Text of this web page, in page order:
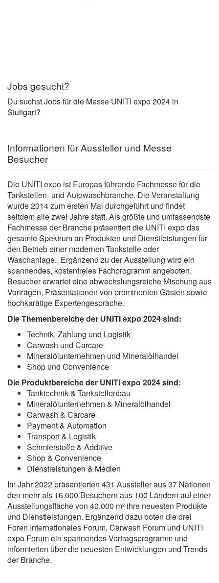
Jobs gesucht?
Du suchst Jobs für die Messe UNITI expo 2024 in
Stuttgart?
Informationen für Aussteller und Messe
Besucher
Die UNITI expo ist Europas führende Fachmesse für die
Tankstellen- und Autowaschbranche. Die Veranstaltung
wurde 2014 zum ersten Mal durchgeführt und findet
seitdem alle zwei Jahre statt. Als größte und umfassendste
Fachmesse der Branche präsentiert die UNITI expo das
gesamte Spektrum an Produkten und Dienstleistungen für
den Betrieb einer modernen Tankstelle oder
Waschanlage. Ergänzend zu der Ausstellung wird ein
spannendes, kostenfreies Fachprogramm angeboten.
Besucher erwartet eine abwechslungsreiche Mischung aus
Vorträgen, Präsentationen von prominenten Gästen sowie
hochkarätige Expertengespräche.
Die Themenbereiche der UNITI expo 2024 sind:
Technik, Zahlung und Logistik
Carwash und Carcare
Mineralölunternehmen und Mineralölhandel
Shop und Convenience
Die Produktbereiche der UNITI expo 2024 sind:
Tanktechnik & Tankstellenbau
Mineralölunternehmen & Mineralölhandel
Carwash & Carcare
Payment & Automation
Transport & Logistik
Schmierstoffe & Additive
Shop & Convenience
Dienstleistungen & Medien
Im Jahr 2022 präsentierten 431 Aussteller aus 37 Nationen
den mehr als 16.000 Besuchern aus 100 Ländern auf einer
Ausstellungsfläche von 40.000 m² ihre neuesten Produkte
und Dienstleistungen. Ergänzend dazu boten die drei
Foren Internationales Forum, Carwash Forum und UNITI
expo Forum ein spannendes Vortragsprogramm und
informierten über die neuesten Entwicklungen und Trends
der Branche.